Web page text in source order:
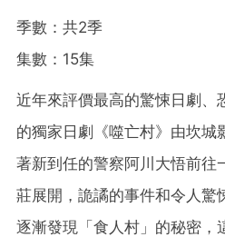
季數：共2季
集數：15集
近年來評價最高的驚悚日劇、
的獨家日劇《噬亡村》由坎城
著新到任的警察阿川大悟前往
莊展開，詭譎的事件和令人驚
逐漸發現「食人村」的秘密，